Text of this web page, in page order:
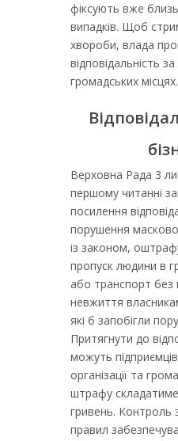
фіксують вже
випадків. Щоб
хвороби, влада
відповідальність
громадських місцях.
Верховна Рада 3
першому читанні
посилення
порушення
із законом,
пропуск людини в
або транспорт
невжиття
які б запобігли
Притягнути до
можуть
організації та
штрафу
гривень. Контроль
правил